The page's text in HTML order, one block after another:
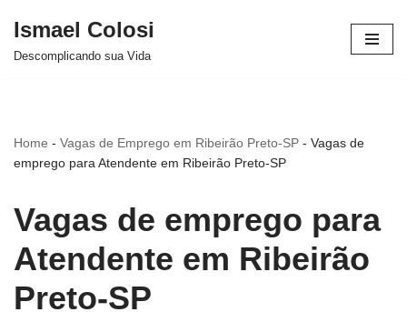
Avançar
Ismael Colosi
Descomplicando sua Vida
Home - Vagas de Emprego em Ribeirão Preto-SP - Vagas de
emprego para Atendente em Ribeirão Preto-SP
Vagas de emprego para
Atendente em Ribeirão
Preto-SP